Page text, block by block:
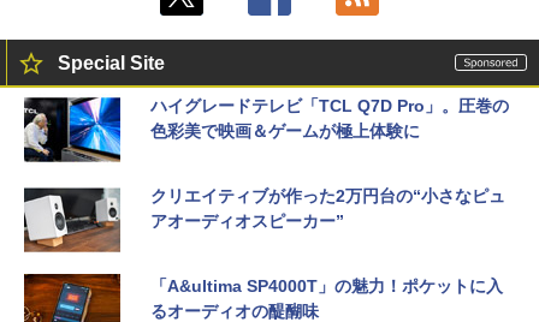
Special Site
ハイグレードテレビ「TCL Q7D Pro」。圧巻の
色彩美で映画＆ゲームが極上体験に
クリエイティブが作った2万円台の“小さなピュ
アオーディオスピーカー”
「A&ultima SP4000T」の魅力！ポケットに入
るオーディオの醍醐味